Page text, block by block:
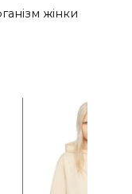
жінки